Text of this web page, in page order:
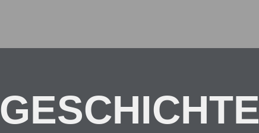
GESCHICHTE